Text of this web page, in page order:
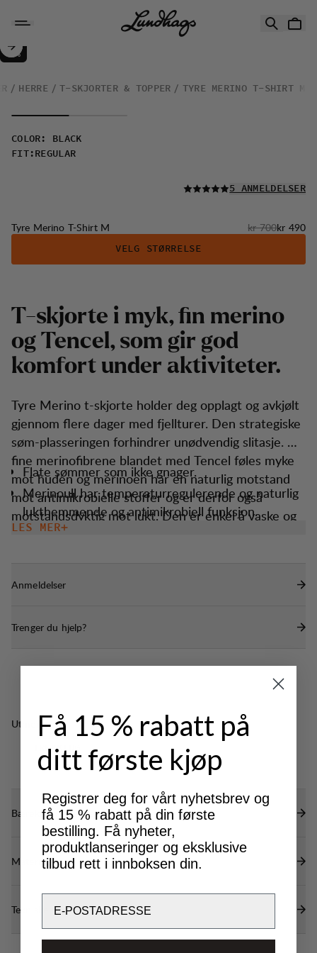
Tyre Merino T-Shirt M
SALG :
30%
HERRE T-SKJORTER & TOPPER TYRE MERINO T-SHIRT M
COLOR :
BLACK
FIT: REGULAR
LES ALLE
5 ANMELDELSER
Tyre Merino T-Shirt M Originalpris:
kr 700Salgspris
kr 490
VELG STØRRELSE
T-skjorte i myk, fn merino
og Tencel, som gir god
komfort under aktiviteter.
Tyre Merino t-skjorte holder deg opplagt og avkjølt
gjennom flere dager med fjellturer. Den strategiske
søm-plasseringen forhindrer unødvendig slitasje. De
fine merinofibrene blandet med Tencel føles myke
mot huden og merinoen har en naturlig motstand
mot antimikrobielle stoffer og er derfor også
motstandsdyktig mot lukt. Den er enkel å vaske og
tørke over natten, slik at du raskt er klar for nye
Flate sømmer som ikke gnager.
Merinoull har temperaturregulerende og naturlig
lukthemmende og antimikrobiell funksjon.
Hurtigtørkende
LES MER
Anmeldelser
Trenger du hjelp?
Utmerket for
CLASSIC
TREKKING
Bærekraftsegenskaper
Materialer
Tekniske spesifikasjoner
Få 15 % rabatt på
ditt første kjøp
Registrer deg for vårt nyhetsbrev og
få 15 % rabatt på din første
bestilling. Få nyheter,
produktlanseringer og eksklusive
tilbud rett i innboksen din.